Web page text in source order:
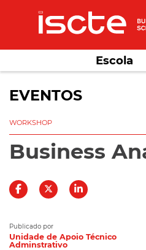
Escola
EVENTOS
WORKSHOP
Business
Publicado por
Unidade de Apoio Técnico
Adminstrativo